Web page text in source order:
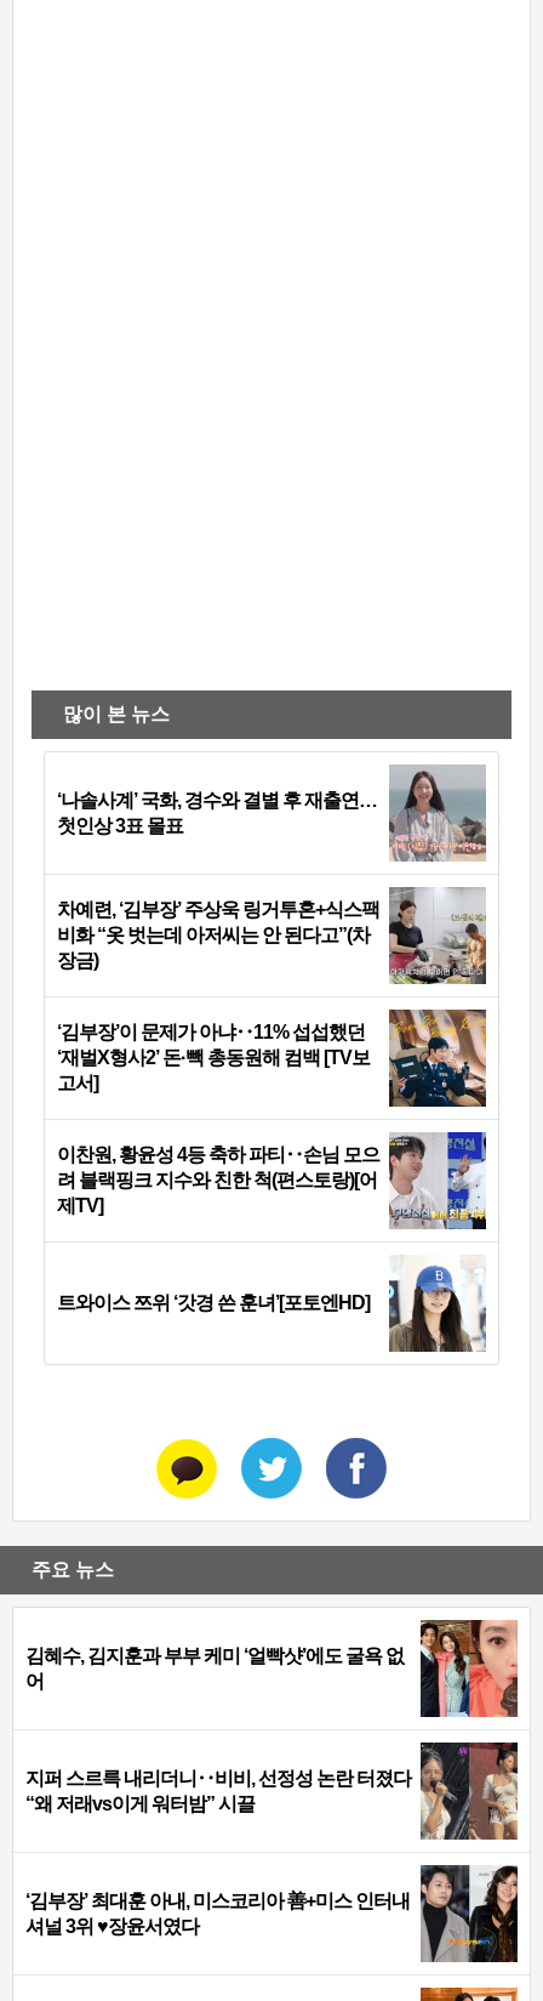
많이 본 뉴스
‘나솔사계’ 국화, 경수와 결별 후 재출연…
첫인상 3표 몰표
차예련, ‘김부장’ 주상욱 링거투혼+식스팩
비화 “옷 벗는데 아저씨는 안 된다고”(차
장금)
‘김부장’이 문제가 아냐‥11% 섭섭했던
‘재벌X형사2’ 돈·빽 총동원해 컴백 [TV보
고서]
이찬원, 황윤성 4등 축하 파티‥손님 모으
려 블랙핑크 지수와 친한 척(편스토랑)[어
제TV]
트와이스 쯔위 ‘갓경 쓴 훈녀’[포토엔HD]
주요 뉴스
김혜수, 김지훈과 부부 케미 ‘얼빡샷’에도 굴욕 없
어
지퍼 스르륵 내리더니‥비비, 선정성 논란 터졌다
“왜 저래vs이게 워터밤” 시끌
‘김부장’ 최대훈 아내, 미스코리아 善+미스 인터내
셔널 3위 ♥장윤서였다